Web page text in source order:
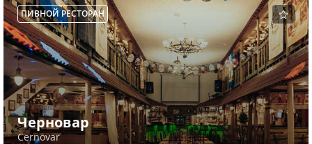
ПИВНОЙ РЕСТОРАН
Черновар
Cernovar